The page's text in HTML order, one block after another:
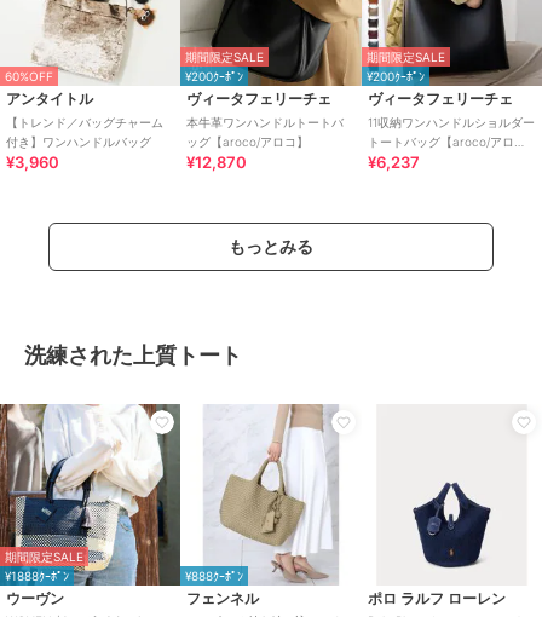
60%OFF
アンタイトル
【トレンド／バッグチャーム
付き】ワンハンドルバッグ
¥3,960
期間限定SALE
¥200ｸｰﾎﾟﾝ
ヴィータフェリーチェ
本牛革ワンハンドルトートバ
ッグ【aroco/アロコ】
¥12,870
期間限定SALE
¥200ｸｰﾎﾟﾝ
ヴィータフェリーチェ
11収納ワンハンドルショルダー
トートバッグ【aroco/アロ
コ】
¥6,237
もっとみる
洗練された上質トート
期間限定SALE
¥1888ｸｰﾎﾟﾝ
ウーヴン
¥888ｸｰﾎﾟﾝ
フェンネル ポロ ラルフ ローレン